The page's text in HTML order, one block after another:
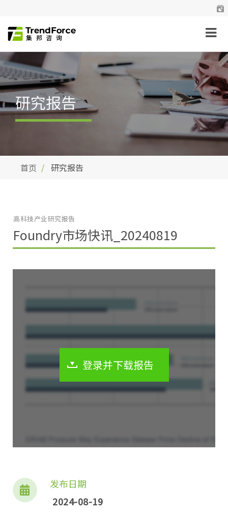
研究报告
首页 研究报告
Foundry市场快讯_20240819
高科技产业研究报告
登录并下载报告
发布日期
2024-08-19